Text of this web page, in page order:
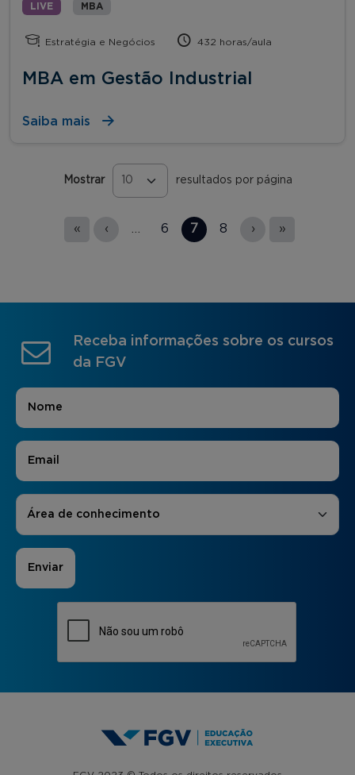
LIVE MBA
Estratégia e Negócios 432 horas/aula
MBA em Gestão Industrial
Saiba mais
Mostrar resultados por página
« ‹ 6 7 8 › »
Receba informações sobre os cursos
da FGV
Nome
E-mail
Áreas de Interesse
Área de conhecimento